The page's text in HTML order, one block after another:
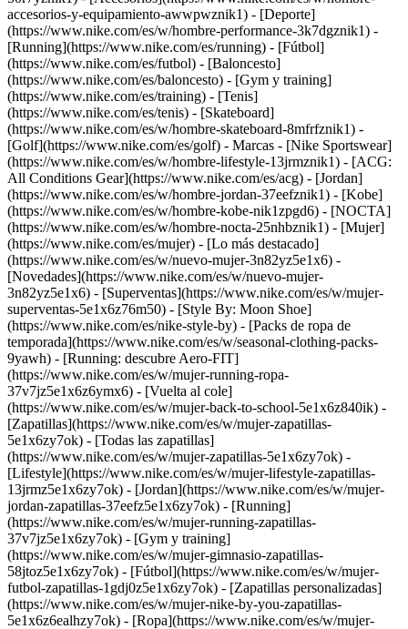
accesorios-y-equipamiento-awwpwznik1) - [Deporte]
(https://www.nike.com/es/w/hombre-performance-3k7dgznik1) -
[Running](https://www.nike.com/es/running) - [Fútbol]
(https://www.nike.com/es/futbol) - [Baloncesto]
(https://www.nike.com/es/baloncesto) - [Gym y training]
(https://www.nike.com/es/training) - [Tenis]
(https://www.nike.com/es/tenis) - [Skateboard]
(https://www.nike.com/es/w/hombre-skateboard-8mfrfznik1) -
[Golf](https://www.nike.com/es/golf) - Marcas - [Nike Sportswear]
(https://www.nike.com/es/w/hombre-lifestyle-13jrmznik1) - [ACG:
All Conditions Gear](https://www.nike.com/es/acg) - [Jordan]
(https://www.nike.com/es/w/hombre-jordan-37eefznik1) - [Kobe]
(https://www.nike.com/es/w/hombre-kobe-nik1zpgd6) - [NOCTA]
(https://www.nike.com/es/w/hombre-nocta-25nhbznik1) - [Mujer]
(https://www.nike.com/es/mujer) - [Lo más destacado]
(https://www.nike.com/es/w/nuevo-mujer-3n82yz5e1x6) -
[Novedades](https://www.nike.com/es/w/nuevo-mujer-
3n82yz5e1x6) - [Superventas](https://www.nike.com/es/w/mujer-
superventas-5e1x6z76m50) - [Style By: Moon Shoe]
(https://www.nike.com/es/nike-style-by) - [Packs de ropa de
temporada](https://www.nike.com/es/w/seasonal-clothing-packs-
9yawh) - [Running: descubre Aero-FIT]
(https://www.nike.com/es/w/mujer-running-ropa-
37v7jz5e1x6z6ymx6) - [Vuelta al cole]
(https://www.nike.com/es/w/mujer-back-to-school-5e1x6z840ik) -
[Zapatillas](https://www.nike.com/es/w/mujer-zapatillas-
5e1x6zy7ok) - [Todas las zapatillas]
(https://www.nike.com/es/w/mujer-zapatillas-5e1x6zy7ok) -
[Lifestyle](https://www.nike.com/es/w/mujer-lifestyle-zapatillas-
13jrmz5e1x6zy7ok) - [Jordan](https://www.nike.com/es/w/mujer-
jordan-zapatillas-37eefz5e1x6zy7ok) - [Running]
(https://www.nike.com/es/w/mujer-running-zapatillas-
37v7jz5e1x6zy7ok) - [Gym y training]
(https://www.nike.com/es/w/mujer-gimnasio-zapatillas-
58jtoz5e1x6zy7ok) - [Fútbol](https://www.nike.com/es/w/mujer-
futbol-zapatillas-1gdj0z5e1x6zy7ok) - [Zapatillas personalizadas]
(https://www.nike.com/es/w/mujer-nike-by-you-zapatillas-
5e1x6z6ealhzy7ok) - [Ropa](https://www.nike.com/es/w/mujer-